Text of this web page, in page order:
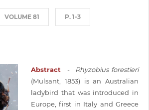
VOLUME 81 P. 1-3
Abstract - Rhyzobius forestieri
(Mulsant, 1853) is an Australian
ladybird that was introduced in
Europe, first in Italy and Greece